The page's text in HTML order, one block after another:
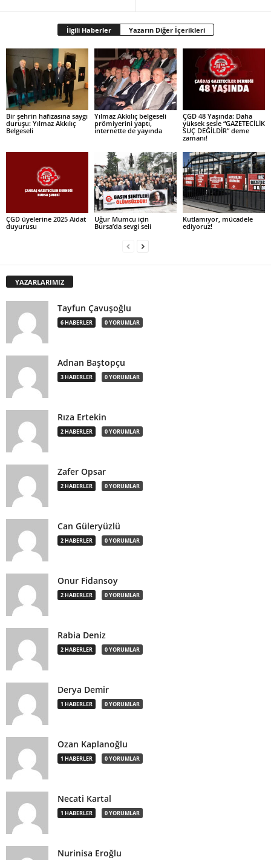
İlgili Haberler Yazarın Diğer İçerikleri
Bir şehrin hafızasına saygı
duruşu: Yılmaz Akkılıç
Belgeseli
Yılmaz Akkılıç belgeseli
prömiyerini yaptı,
internette de yayında
ÇGD 48 Yaşında: Daha
yüksek sesle “GAZETECİLİK
SUÇ DEĞİLDİR” deme
zamanı!
ÇGD üyelerine 2025 Aidat
duyurusu
Uğur Mumcu için
Bursa’da sevgi seli
Kutlamıyor, mücadele
ediyoruz!
YAZARLARIMIZ
Tayfun Çavuşoğlu
6 HABERLER 0 YORUMLAR
Adnan Baştopçu
3 HABERLER 0 YORUMLAR
Rıza Ertekin
2 HABERLER 0 YORUMLAR
Zafer Opsar
2 HABERLER 0 YORUMLAR
Can Güleryüzlü
2 HABERLER 0 YORUMLAR
Onur Fidansoy
2 HABERLER 0 YORUMLAR
Rabia Deniz
2 HABERLER 0 YORUMLAR
Derya Demir
1 HABERLER 0 YORUMLAR
Ozan Kaplanoğlu
1 HABERLER 0 YORUMLAR
Necati Kartal
1 HABERLER 0 YORUMLAR
Nurinisa Eroğlu